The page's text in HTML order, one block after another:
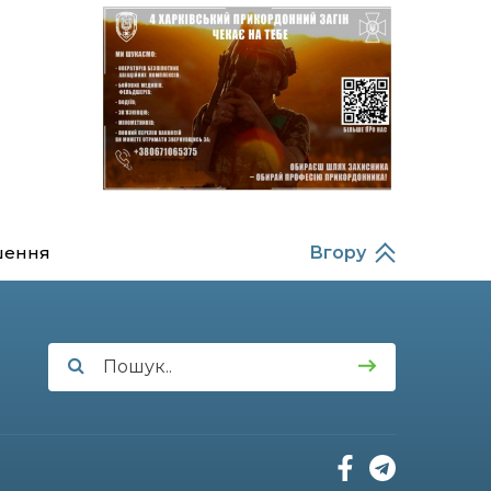
14:37
21 лип
Захищав кордон до
останнього подиху:
пам’яті полеглого
прикордонника
Олександра Кичаня
(ВІДЕО)
11:28
Від штанги до «крил»: як
спорт і характер
перемогу на Донеччині
Вгору